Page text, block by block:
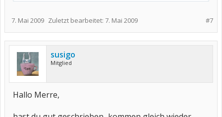
#7
7. Mai 2009 Zuletzt bearbeitet: 7. Mai 2009
susigo
Mitglied
Hallo Merre,